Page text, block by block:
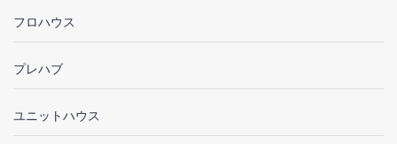
フロハウス
プレハブ
ユニットハウス